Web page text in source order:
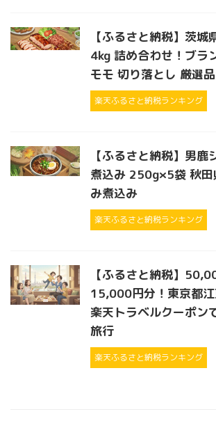
【ふるさと納税】茨城
4kg 詰め合わせ！ブラ
モモ 切り落とし 厳選
楽天ふるさと納税ランキング
【ふるさと納税】男鹿
煮込み 250g×5袋 秋田
み煮込み
楽天ふるさと納税ランキング
【ふるさと納税】
15,000円分！東京都
楽天トラベルクーポン
旅行
楽天ふるさと納税ランキング